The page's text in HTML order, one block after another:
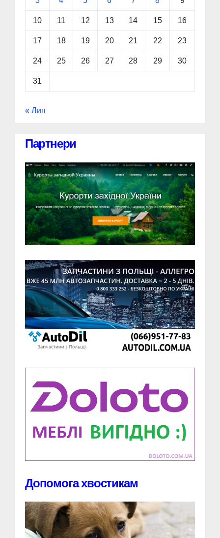
10 11 12 13 14 15 16
17 18 19 20 21 22 23
24 25 26 27 28 29 30
31
« Лип
Партнери
Допомога хвостикам